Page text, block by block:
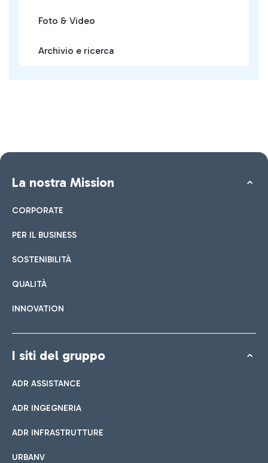
Foto & Video
Archivio e ricerca
La nostra Mission
CORPORATE
PER IL BUSINESS
SOSTENIBILITÀ
QUALITÀ
INNOVATION
I siti del gruppo
ADR ASSISTANCE
ADR INGEGNERIA
ADR INFRASTRUTTURE
URBANV